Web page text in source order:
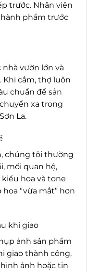
trước. Nhân viên
phẩm trước
nhà vườn lớn và
cắm, thợ luôn
chuẩn để sản
xa trong
La.
chúng tôi thường
mối quan hệ,
hoa và tone
“vừa mắt” hơn
khi giao
ảnh sản phẩm
giao thành công,
ảnh hoặc tin